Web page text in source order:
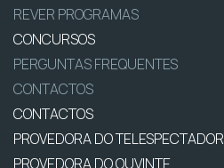
REVER PROGRAMAS
CONCURSOS
PERGUNTAS FREQUENTES
CONTACTOS
CONTACTOS
PROVEDORA DO TELESPECTADOR
PROVEDORA DO OUVINTE